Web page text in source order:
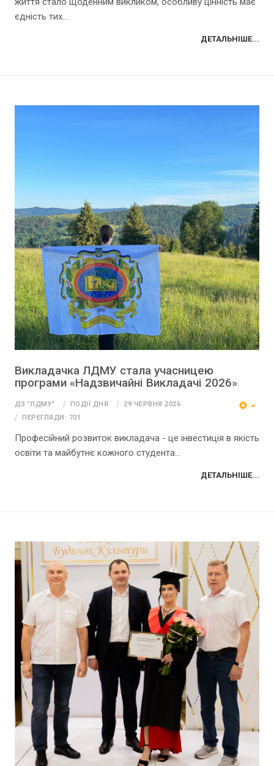
єдність тих...
ДЕТАЛЬНІШЕ...
Викладачка ЛДМУ стала учасницею
програми «Надзвичайні Викладачі 2026»
ДЗ "ЛДМУ" ПОДІЇ ДНЯ
29 ЧЕРВНЯ 2026
ПЕРЕГЛЯДИ: 701
Професійний розвиток викладача - це інвестиція в якість
освіти та майбутнє кожного студента...
ДЕТАЛЬНІШЕ...